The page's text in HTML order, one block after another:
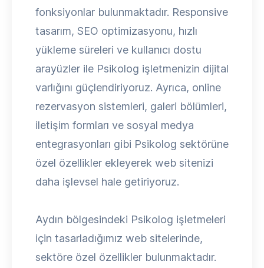
fonksiyonlar bulunmaktadır. Responsive
tasarım, SEO optimizasyonu, hızlı
yükleme süreleri ve kullanıcı dostu
arayüzler ile Psikolog işletmenizin dijital
varlığını güçlendiriyoruz. Ayrıca, online
rezervasyon sistemleri, galeri bölümleri,
iletişim formları ve sosyal medya
entegrasyonları gibi Psikolog sektörüne
özel özellikler ekleyerek web sitenizi
daha işlevsel hale getiriyoruz.
Aydın bölgesindeki Psikolog işletmeleri
için tasarladığımız web sitelerinde,
sektöre özel özellikler bulunmaktadır.